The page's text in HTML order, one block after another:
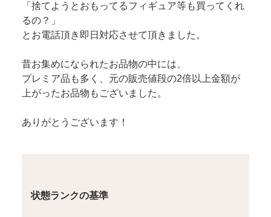
「捨てようとおもってるフィギュア等も買ってくれ
るの？」
とお電話頂き即日対応させて頂きました。
昔お集めになられたお品物の中には、
プレミア品も多く、元の販売値段の2倍以上金額が
上がったお品物もございました。
ありがとうございます！
状態ランクの基準